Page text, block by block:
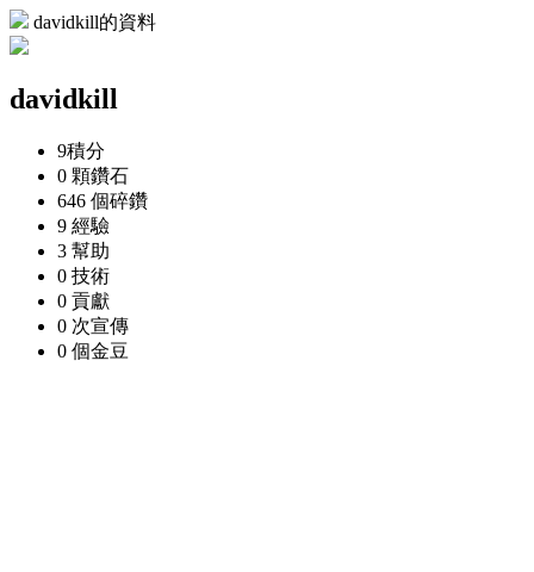
davidkill的資料
davidkill
9積分
0 顆鑽石
646 個碎鑽
9 經驗
3 幫助
0 技術
0 貢獻
0 次宣傳
0 個金豆